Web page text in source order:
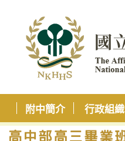
附中簡介 行政組織